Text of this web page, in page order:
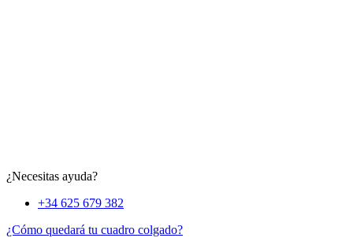
¿Necesitas ayuda?
+34 625 679 382
¿Cómo quedará tu cuadro colgado?